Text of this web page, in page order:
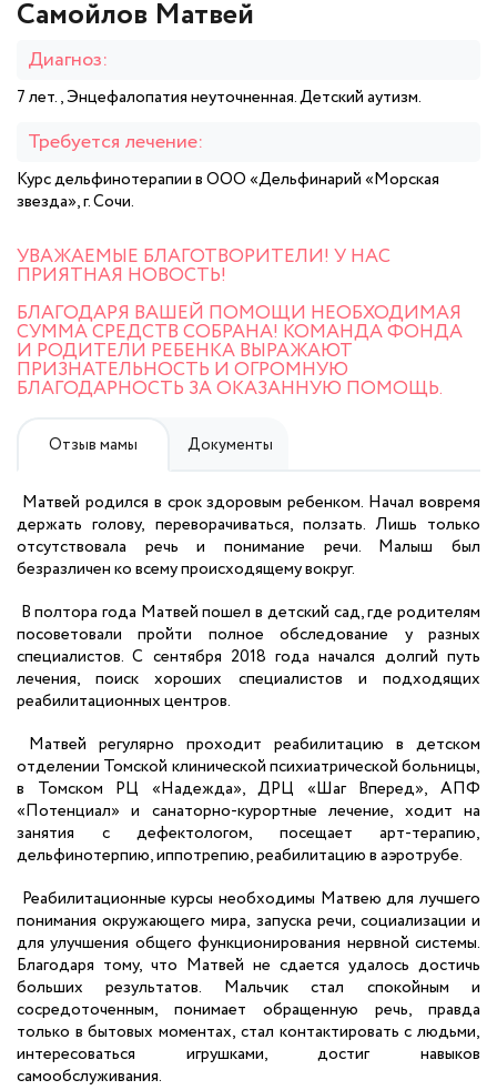
Самойлов Матвей
Диагноз:
7 лет., Энцефалопатия неуточненная. Детский аутизм.
Требуется лечение:
Курс дельфинотерапии в ООО «Дельфинарий «Морская
звезда», г. Сочи.
УВАЖАЕМЫЕ БЛАГОТВОРИТЕЛИ! У НАС
ПРИЯТНАЯ НОВОСТЬ!
БЛАГОДАРЯ ВАШЕЙ ПОМОЩИ НЕОБХОДИМАЯ
СУММА СРЕДСТВ СОБРАНА! КОМАНДА ФОНДА
И РОДИТЕЛИ РЕБЕНКА ВЫРАЖАЮТ
ПРИЗНАТЕЛЬНОСТЬ И ОГРОМНУЮ
БЛАГОДАРНОСТЬ ЗА ОКАЗАННУЮ ПОМОЩЬ.
Отзыв мамы Документы
Матвей родился в срок здоровым ребенком. Начал вовремя
держать голову, переворачиваться, ползать. Лишь только
отсутствовала речь и понимание речи. Малыш был
безразличен ко всему происходящему вокруг.
В полтора года Матвей пошел в детский сад, где родителям
посоветовали пройти полное обследование у разных
специалистов. С сентября 2018 года начался долгий путь
лечения, поиск хороших специалистов и подходящих
реабилитационных центров.
Матвей регулярно проходит реабилитацию в детском
отделении Томской клинической психиатрической больницы,
в Томском РЦ «Надежда», ДРЦ «Шаг Вперед», АПФ
«Потенциал» и санаторно-курортные лечение, ходит на
занятия с дефектологом, посещает арт-терапию,
дельфинотерпию, иппотрепию, реабилитацию в аэротрубе.
Реабилитационные курсы необходимы Матвею для лучшего
понимания окружающего мира, запуска речи, социализации и
для улучшения общего функционирования нервной системы.
Благодаря тому, что Матвей не сдается удалось достичь
больших результатов. Мальчик стал спокойным и
сосредоточенным, понимает обращенную речь, правда
только в бытовых моментах, стал контактировать с людьми,
интересоваться игрушками, достиг навыков
самообслуживания.